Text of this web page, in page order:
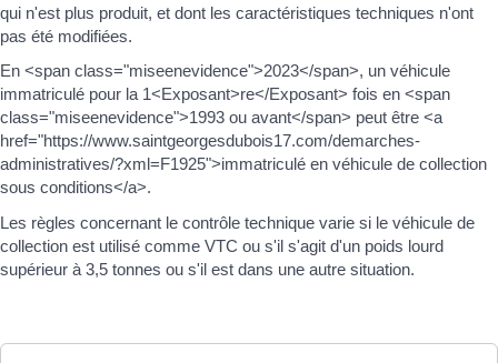
qui n'est plus produit, et dont les caractéristiques techniques n'ont
pas été modifiées.
En <span class="miseenevidence">2023</span>, un véhicule
immatriculé pour la 1<Exposant>re</Exposant> fois en <span
class="miseenevidence">1993 ou avant</span> peut être <a
href="https://www.saintgeorgesdubois17.com/demarches-
administratives/?xml=F1925">immatriculé en véhicule de collection
sous conditions</a>.
Les règles concernant le contrôle technique varie si le véhicule de
collection est utilisé comme VTC ou s'il s'agit d'un poids lourd
supérieur à 3,5 tonnes ou s'il est dans une autre situation.